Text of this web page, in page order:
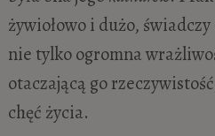
żywiołowo i dużo,
nie tylko ogromna
otaczającą go
chęć życia.